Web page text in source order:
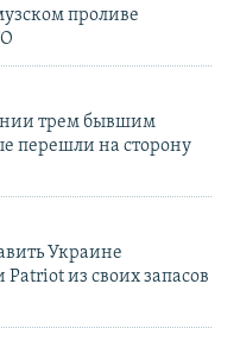
проливе
трем бывшим
перешли на сторону
Украине
из своих запасов